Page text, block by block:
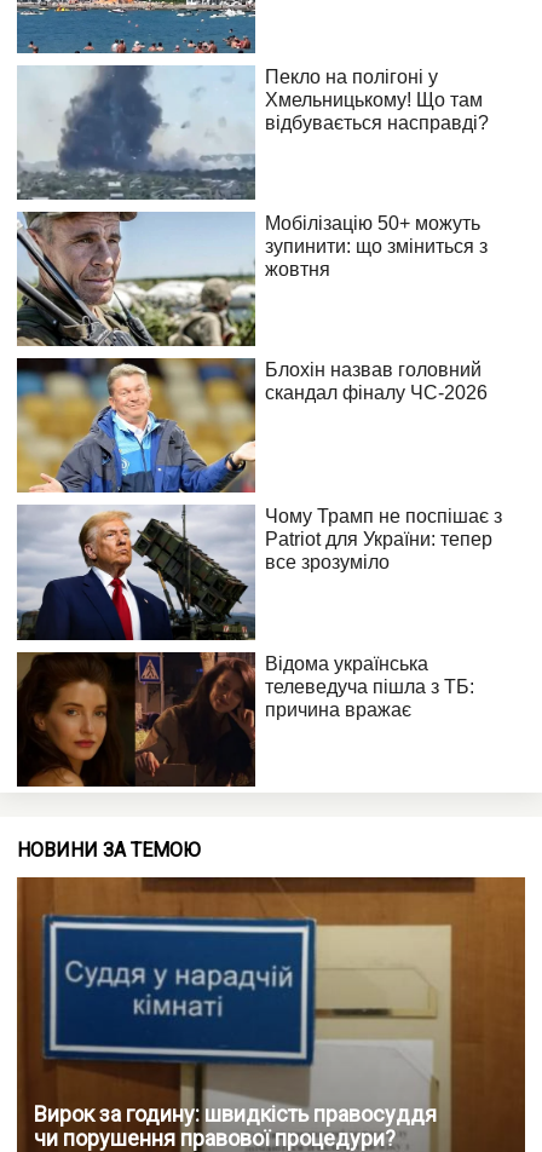
НОВИНИ ЗА ТЕМОЮ
Вирок за годину: швидкість правосуддя
чи порушення правової процедури?